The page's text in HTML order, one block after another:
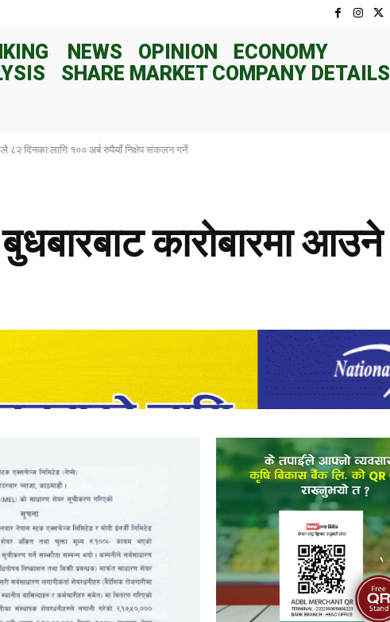
NEWS OPINION
ECONOMY
SHARE MARKET COMPANY DETAILS
८२ दिनका लागि १०० अर्ब रुपैयाँ निक्षेप संकलन गर्ने
बुधबारबाट कारोबारमा आउने